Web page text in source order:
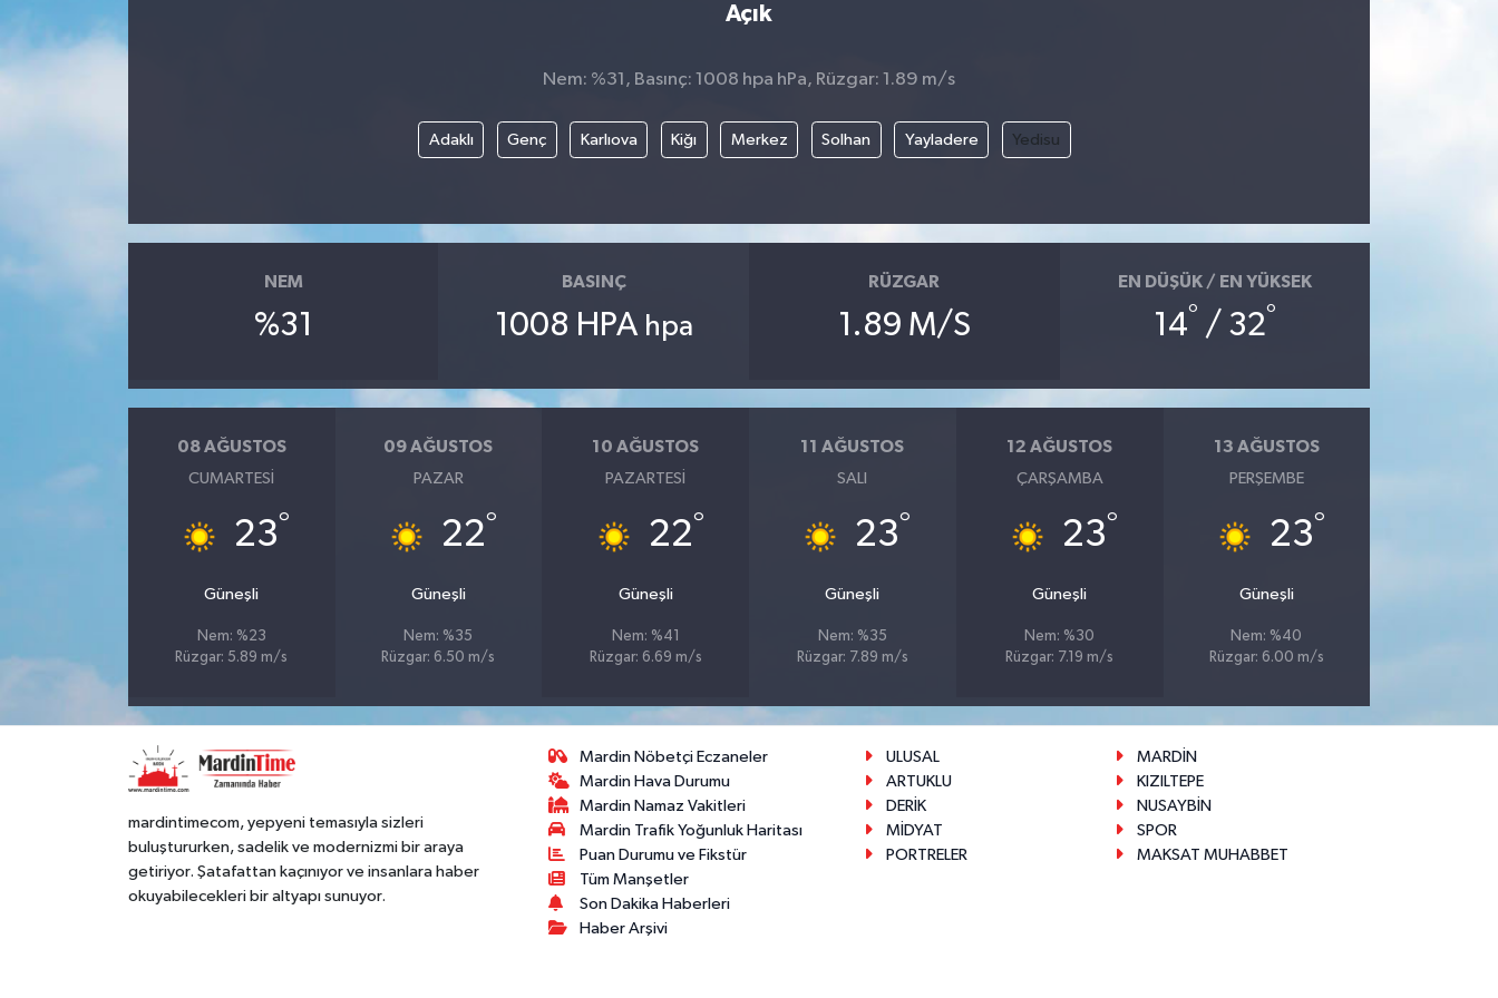
Açık
Nem: %31, Basınç: 1008 hpa hPa, Rüzgar: 1.89 m/s
Adaklı Genç Karlıova Kiğı Merkez Solhan Yayladere Yedisu
NEM
%31
BASINÇ
1008 HPA hpa
RÜZGAR
1.89 M/S
EN DÜŞÜK / EN YÜKSEK
14° / 32°
08 AĞUSTOS
CUMARTESI
23°
Güneşli
Nem: %23
Rüzgar: 5.89 m/s
09 AĞUSTOS
PAZAR
22°
Güneşli
Nem: %35
Rüzgar: 6.50 m/s
10 AĞUSTOS
PAZARTESI
22°
Güneşli
Nem: %41
Rüzgar: 6.69 m/s
11 AĞUSTOS
SALI
23°
Güneşli
Nem: %35
Rüzgar: 7.89 m/s
12 AĞUSTOS
ÇARŞAMBA
23°
Güneşli
Nem: %30
Rüzgar: 7.19 m/s
13 AĞUSTOS
PERŞEMBE
23°
Güneşli
Nem: %40
Rüzgar: 6.00 m/s
mardintimecom, yepyeni temasıyla sizleri
buluştururken, sadelik ve modernizmi bir araya
getiriyor. Şatafattan kaçınıyor ve insanlara haber
okuyabilecekleri bir altyapı sunuyor.
Mardin Nöbetçi Eczaneler
Mardin Hava Durumu
Mardin Namaz Vakitleri
Mardin Trafik Yoğunluk Haritası
Puan Durumu ve Fikstür
Tüm Manşetler
Son Dakika Haberleri
Haber Arşivi
ULUSAL
MARDİN
ARTUKLU
KIZILTEPE
DERİK
NUSAYBİN
MİDYAT
SPOR
PORTRELER
MAKSAT MUHABBET